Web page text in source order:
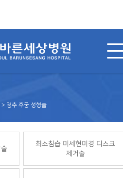
경추 후궁 성형술
최소침습 미세현미경 디스크
제거술